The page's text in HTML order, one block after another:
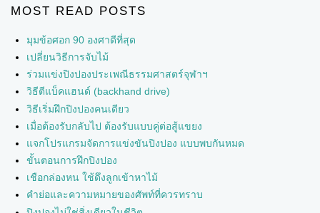
MOST READ POSTS
มุมข้อศอก 90 องศาดีที่สุด
เปลี่ยนวิธีการจับไม้
ร่วมแข่งปิงปองประเพณีธรรมศาสตร์จุฬาฯ
วิธีตีแบ็คแฮนด์ (backhand drive)
วิธีเริ่มฝึกปิงปองคนเดียว
เมื่อต้องรับกลับไป ต้องรับแบบคู่ต่อสู้แขยง
แจกโปรแกรมจัดการแข่งขันปิงปอง แบบพบกันหมด
ขั้นตอนการฝึกปิงปอง
เชือกล่องหน ใช้ดึงลูกเข้าหาไม้
คำย่อและความหมายของศัพท์ที่ควรทราบ